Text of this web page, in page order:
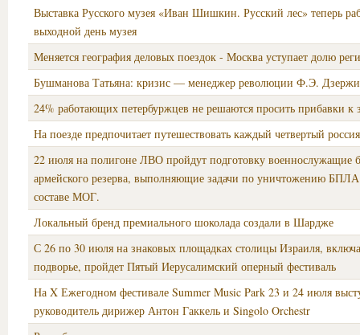
Выставка Русского музея «Иван Шишкин. Русский лес» теперь
выходной день музея
Меняется география деловых поездок - Москва уступает долю
Бушманова Татьяна: кризис — менеджер революции Ф.Э.
24% работающих петербуржцев не решаются просить прибавки к
На поезде предпочитает путешествовать каждый четвертый
22 июля на полигоне ЛВО пройдут подготовку военнослужащие
армейского резерва, выполняющие задачи по уничтожению
составе МОГ.
Локальный бренд премиального шоколада создали в Шардже
С 26 по 30 июля на знаковых площадках столицы Израиля,
подворье, пройдет Пятый Иерусалимский оперный фестиваль
На X Ежегодном фестивале Summer Music Park 23 и 24 июля
руководитель дирижер Антон Гаккель и Singolo Orchestr